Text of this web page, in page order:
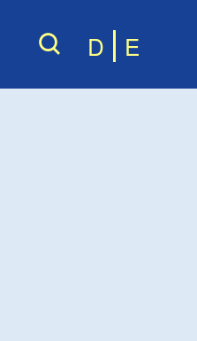
D E